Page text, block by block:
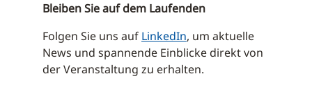
Bleiben Sie auf dem Laufenden
Folgen Sie uns auf LinkedIn, um aktuelle
News und spannende Einblicke direkt von
der Veranstaltung zu erhalten.